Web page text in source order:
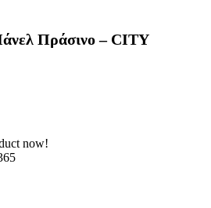
Πράσινο – CITY
now!